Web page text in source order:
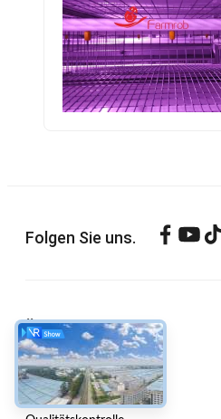
Folgen Sie uns.
ÜBER UNS
Unternehmensprofil
Werksbesichtigung